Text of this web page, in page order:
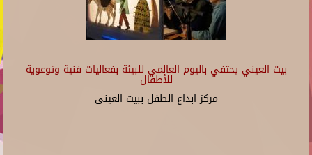
بيت العيني يحتفي باليوم العالمي للبيئة بفعاليات فنية وتوعوية
للأطفال
مركز ابداع الطفل ببيت العينى